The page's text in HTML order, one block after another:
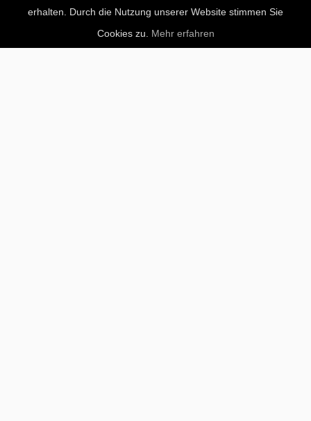
erhalten. Durch die Nutzung unserer Website stimmen Sie
Cookies zu. Mehr erfahren